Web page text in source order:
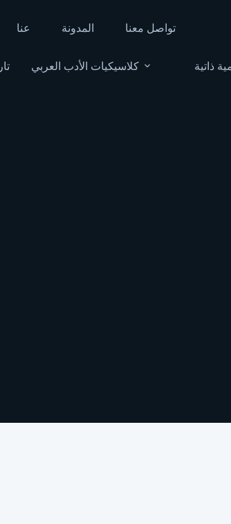
عنا المدونة تواصل معنا
كلاسيكيات الأدب العربي ذاتية